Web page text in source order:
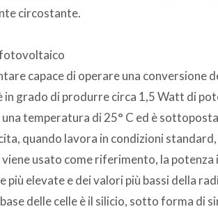
circostante.
fotovoltaico
capace di operare una conversione
grado di produrre circa 1,5 Watt di
temperatura di 25° C ed è
quando lavora in condizioni
viene usato come riferimento, la
più elevate e dei valori più bassi della
delle celle è il silicio, sotto forma di